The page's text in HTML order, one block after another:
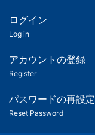
ツ
匿
名
ユ
ー
ログイン
Log in
アカウントの登録
Register
パスワードの再設定
Reset Password